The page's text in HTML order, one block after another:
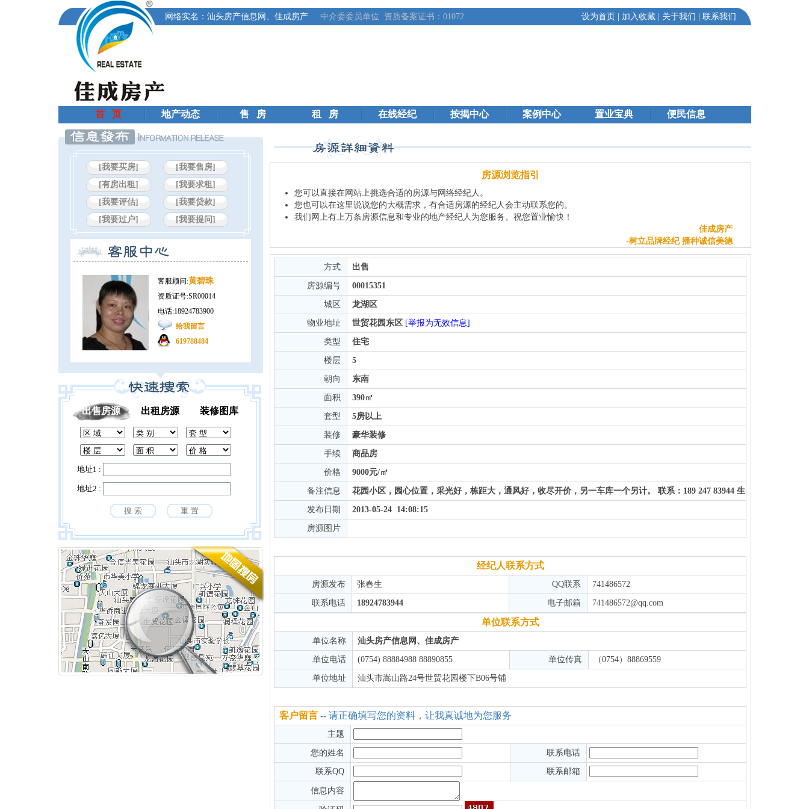
网络实名：汕头房产信息网、佳成房产 中介委委员单位 资质备案证书：01072 设为首页 加入收藏| 关于我们 联系我们
首 页 地产动态 售 房 租 房 在线经纪 按揭中心 案例中心 置业宝典 便民信息
[我要买房]
[我要售房]
[有房出租]
[我要求租]
[我要评估]
[我要贷款]
[我要过户]
[我要提问]
客服顾问:黄碧珠
资质证号:SR00014
电话:18924783900
给我留言
619788484
出售房源 出租房源 装修图库
地址1 :
地址2 :
房源浏览指引
您可以直接在网站上挑选合适的房源与网络经纪人。
您也可以在这里说说您的大概需求，有合适房源的经纪人会主动联系您的。
我们网上有上万条房源信息和专业的地产经纪人为您服务。祝您置业愉快！
佳成房产
-树立品牌经纪 播种诚信美德
方式 出售
房源编号 00015351
城区 龙湖区
物业地址 世贸花园东区 [举报为无效信息]
类型 住宅
楼层 5
朝向 东南
面积 390㎡
套型 5房以上
装修 豪华装修
手续 商品房
价格 9000元/㎡
备注信息 花园小区，园心位置，采光好，栋距大，通风好，收尽开价，另一车库一个另计。 联系：189 247 83944 生
发布日期 2013-05-24 14:08:15
房源图片
经纪人联系方式
房源发布 张春生 QQ联系 741486572
联系电话 18924783944 电子邮箱 741486572@qq.com
单位联系方式
单位名称 汕头房产信息网、佳成房产
单位电话 (0754) 88884988 88890855 单位传真 （0754）88869559
单位地址 汕头市嵩山路24号世贸花园楼下B06号铺
客户留言 -- 请正确填写您的资料，让我真诚地为您服务
主题
您的姓名 联系电话
联系QQ 联系邮箱
信息内容